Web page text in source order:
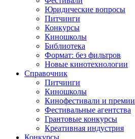
Юридические вопросы
Питчинги
Конкурсы
Киношколы
Библиотека
Формат: без фильтров
Новые кинотехнологии
Справочник
Питчинги
Киношколы
Кинофестивали и премии
Фестивальные агентства
Грантовые конкурсы
Креативная индустрия
Конкурсы